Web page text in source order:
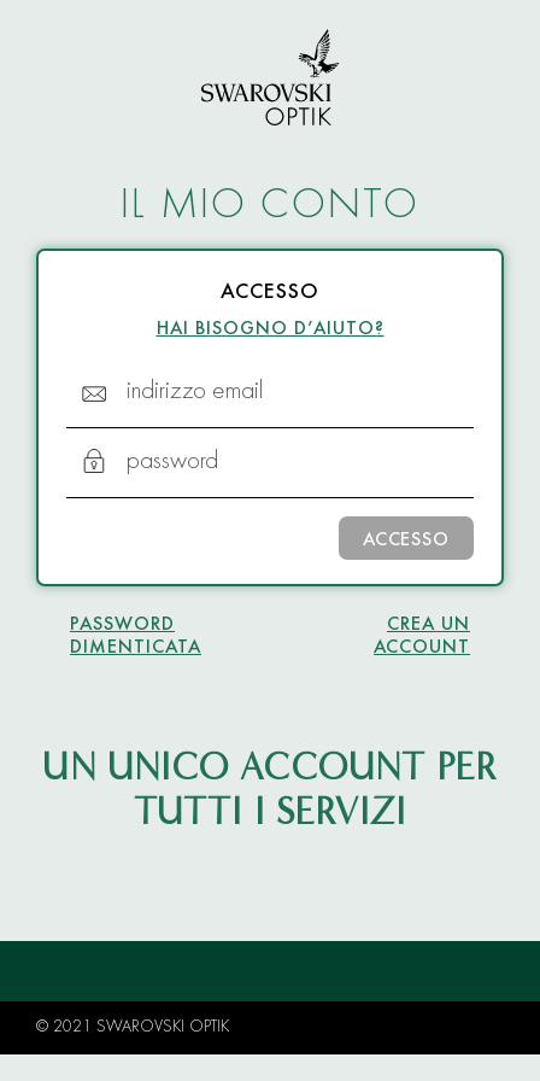
IL MIO CONTO
ACCESSO
HAI BISOGNO D’AIUTO?
indirizzo email
password
ACCESSO
PASSWORD
DIMENTICATA
CREA UN
ACCOUNT
UN UNICO ACCOUNT PER
TUTTI I SERVIZI
© 2021 SWAROVSKI OPTIK